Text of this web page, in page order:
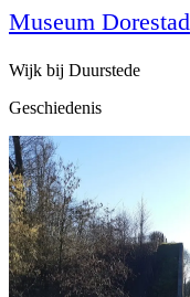
Museum Dorestad
Wijk bij Duurstede
Geschiedenis